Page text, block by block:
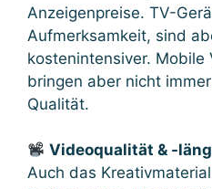
Anzeigenpreise. TV-
Aufmerksamkeit, sind
kostenintensiver.
bringen aber nicht
Qualität.
Videoqualität & -
Auch das